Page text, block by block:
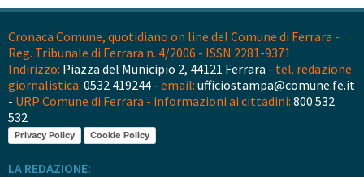
Cronaca Comune, quotidiano on line del Comune di Ferrara -
Reg. Tribunale di Ferrara n. 4/2006 - ISSN 2281-9371
Indirizzo: Piazza del Municipio 2, 44121 Ferrara - tel. redazione
giornalistica: 0532 419244 - email: ufficiostampa@comune.fe.it
- URP Comune di Ferrara - informazioni ai cittadini: 800 532
532
Privacy Policy Cookie Policy
LA REDAZIONE: